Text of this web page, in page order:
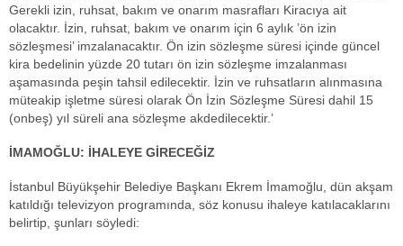
Gerekli izin, ruhsat, bakım ve onarım masrafları Kiracıya ait
olacaktır. İzin, ruhsat, bakım ve onarım için 6 aylık ’ön izin
sözleşmesi’ imzalanacaktır. Ön izin sözleşme süresi içinde güncel
kira bedelinin yüzde 20 tutarı ön izin sözleşme imzalanması
aşamasında peşin tahsil edilecektir. İzin ve ruhsatların alınmasına
müteakip işletme süresi olarak Ön İzin Sözleşme Süresi dahil 15
(onbeş) yıl süreli ana sözleşme akdedilecektir.’
İMAMOĞLU: İHALEYE GİRECEĞİZ
İstanbul Büyükşehir Belediye Başkanı Ekrem İmamoğlu, dün akşam
katıldığı televizyon programında, söz konusu ihaleye katılacaklarını
belirtip, şunları söyledi: